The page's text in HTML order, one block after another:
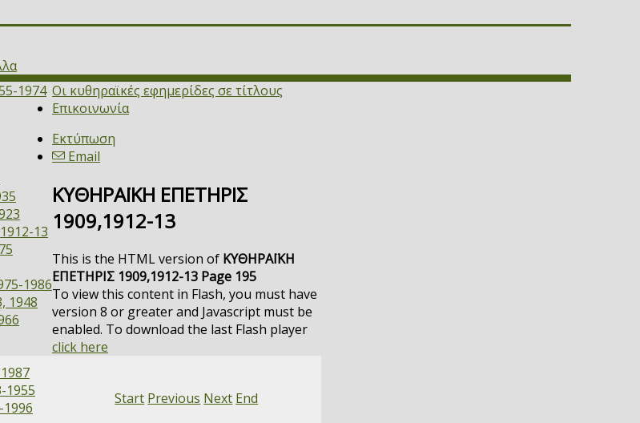
Οι κυθηραϊκές εφημερίδες σε τίτλους
1974
13
1986
1948
Επικοινωνία
Εκτύπωση
Email
ΚΥΘΗΡΑΪΚΗ ΕΠΕΤΗΡΙΣ
1909,1912-13
This is the HTML version of ΚΥΘΗΡΑΪΚΗ
ΕΠΕΤΗΡΙΣ 1909,1912-13 Page 195
To view this content in Flash, you must have
version 8 or greater and Javascript must be
enabled. To download the last Flash player
click here
Start Previous Next End